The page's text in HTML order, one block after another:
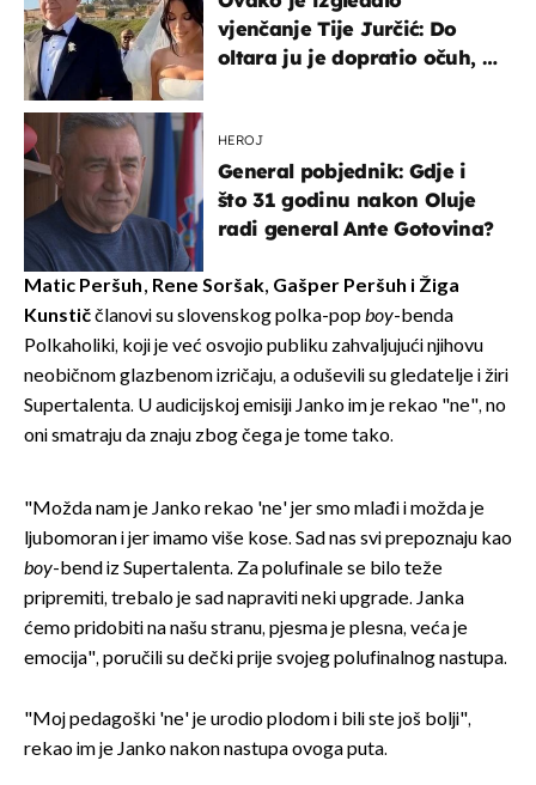
vjenčanje Tije Jurčić: Do
oltara ju je dopratio očuh, a
HEROJ
General pobjednik: Gdje i
što 31 godinu nakon Oluje
radi general Ante Gotovina?
Matic Peršuh, Rene Soršak, Gašper Peršuh i Žiga
Kunstiččlanovi su slovenskog polka-pop boy-benda
Polkaholiki, koji je već osvojio publiku zahvaljujući njihovu
neobičnom glazbenom izričaju, a oduševili su gledatelje i žiri
Supertalenta. U audicijskoj emisiji Janko im je rekao "ne", no
oni smatraju da znaju zbog čega je tome tako.
"Možda nam je Janko rekao 'ne' jer smo mlađi i možda je
ljubomoran i jer imamo više kose. Sad nas svi prepoznaju kao
boy-bend iz Supertalenta. Za polufinale se bilo teže
pripremiti, trebalo je sad napraviti neki upgrade. Janka
ćemo pridobiti na našu stranu, pjesma je plesna, veća je
emocija", poručili su dečki prije svojeg polufinalnog nastupa.
"Moj pedagoški 'ne' je urodio plodom i bili ste još bolji",
rekao im je Janko nakon nastupa ovoga puta.